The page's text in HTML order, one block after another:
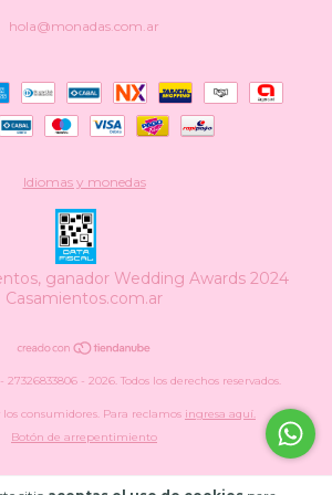
hola@monadas.com.ar
Idiomas y monedas
- 2026. Todos los derechos reservados.
los consumidores. Para reclamos ingresa aquí.
Botón de arrepentimiento